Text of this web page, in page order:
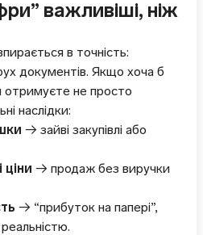
важливіші, ніж
в точність:
документів. Якщо хоча б
отримуєте не просто
наслідки:
→ зайві закупівлі або
→ продаж без виручки
→ “прибуток на папері”,